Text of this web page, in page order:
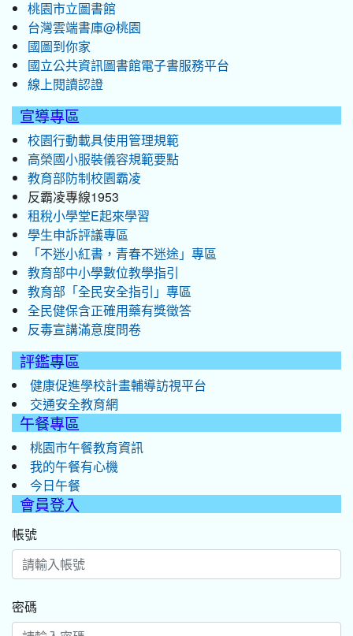
桃園市立圖書館
台灣雲端書庫@桃園
國圖到你家
國立公共資訊圖書館電子書服務平台
線上閱讀認證
宣導專區
校園行動載具使用管理規範
高榮國小服裝儀容規範要點
教育部防制校園霸凌
反霸凌專線1953
租稅小學堂E起來學習
學生申訴評議專區
「不迷小紅書，青春不迷途」專區
教育部中小學數位教學指引
教育部「全民安全指引」專區
全民健保含正確用藥有獎徵答
反毒宣講滿意度問卷
評鑑專區
健康促進學校計畫輔導訪視平台
交通安全教育網
午餐專區
桃園市午餐教育資訊
我的午餐有心機
今日午餐
會員登入
帳號
密碼